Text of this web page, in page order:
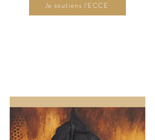
Je soutiens l'ECCE